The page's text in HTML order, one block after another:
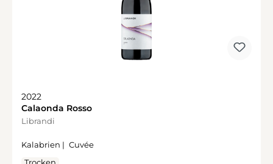
2022
Calaonda Rosso
Librandi
Kalabrien | Cuvée